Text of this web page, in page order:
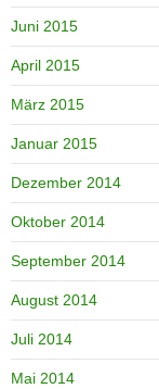
Juni 2015
April 2015
März 2015
Januar 2015
Dezember 2014
Oktober 2014
September 2014
August 2014
Juli 2014
Mai 2014